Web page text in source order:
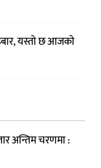
यस्तो छ आजको
अन्तिम चरणमा :